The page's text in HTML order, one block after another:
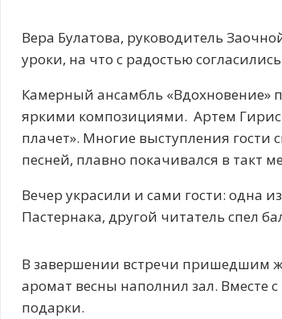
Вера Булатова, руководитель
уроки, на что с радостью
Камерный ансамбль «Вдохновение»
яркими композициями. Артем Гирис
плачет». Многие выступления гости
песней, плавно покачивался в такт
Вечер украсили и сами гости: одна
Пастернака, другой читатель спел
В завершении встречи пришедшим
аромат весны наполнил зал. Вместе
подарки.